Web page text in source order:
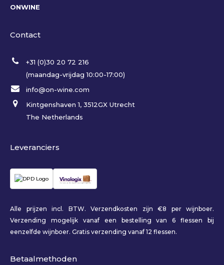
ONWINE
Contact
+31 (0)30 20 72 216
(maandag-vrijdag 10:00-17:00)
info@on-wine.com
Kintgenshaven 1, 3512GX Utrecht
The Netherlands
Leveranciers
Alle prijzen incl. BTW. Verzendkosten zijn €8 per wijnboer.
Verzending mogelijk vanaf een bestelling van 6 flessen bij
eenzelfde wijnboer. Gratis verzending vanaf 12 flessen.
Betaalmethoden